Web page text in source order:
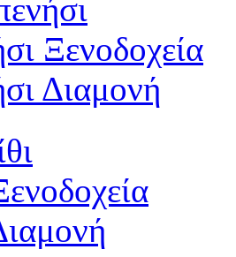
Ξενοδοχεία
Διαμονή